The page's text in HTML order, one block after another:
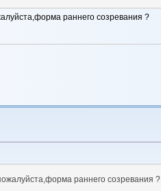
раннего созревания ?
раннего созревания ?